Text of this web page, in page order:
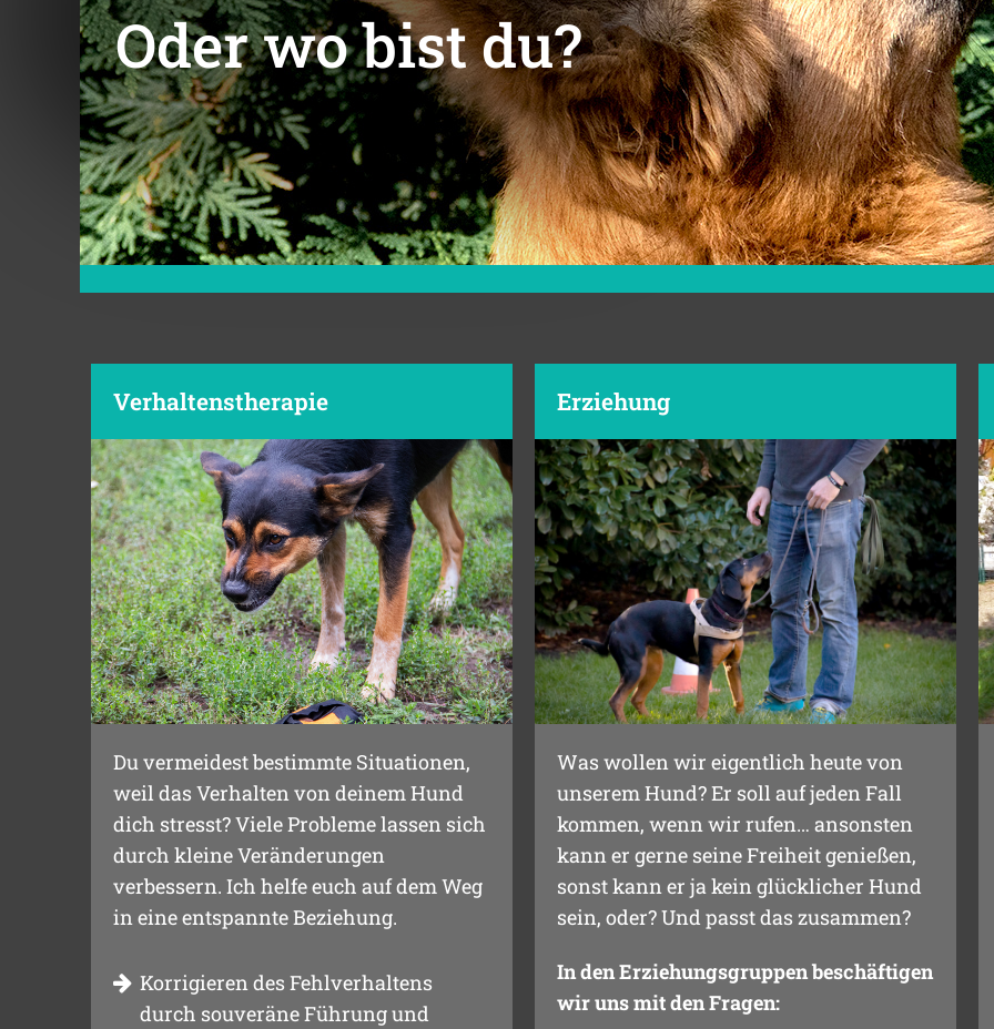
Oder wo bist du?
Verhaltenstherapie
Du vermeidest bestimmte Situationen,
weil das Verhalten von deinem Hund
dich stresst? Viele Probleme lassen sich
durch kleine Veränderungen
verbessern. Ich helfe euch auf dem Weg
in eine entspannte Beziehung.
Korrigieren des Fehlverhaltens
durch souveräne Führung und
Erziehung
Was wollen wir eigentlich heute von
unserem Hund? Er soll auf jeden Fall
kommen, wenn wir rufen… ansonsten
kann er gerne seine Freiheit genießen,
sonst kann er ja kein glücklicher Hund
sein, oder? Und passt das zusammen?
In den Erziehungsgruppen beschäftigen
wir uns mit den Fragen: